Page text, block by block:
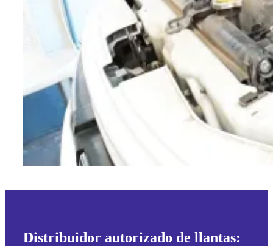
Distribuidor autorizado de llantas: